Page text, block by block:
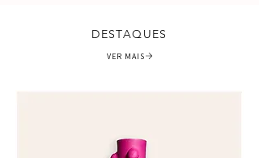
DESTAQUES
VER MAIS